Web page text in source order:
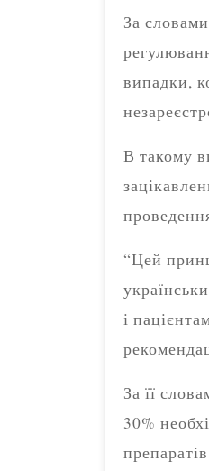
За
випадки,
В такому
“Цей
і
За її
30%